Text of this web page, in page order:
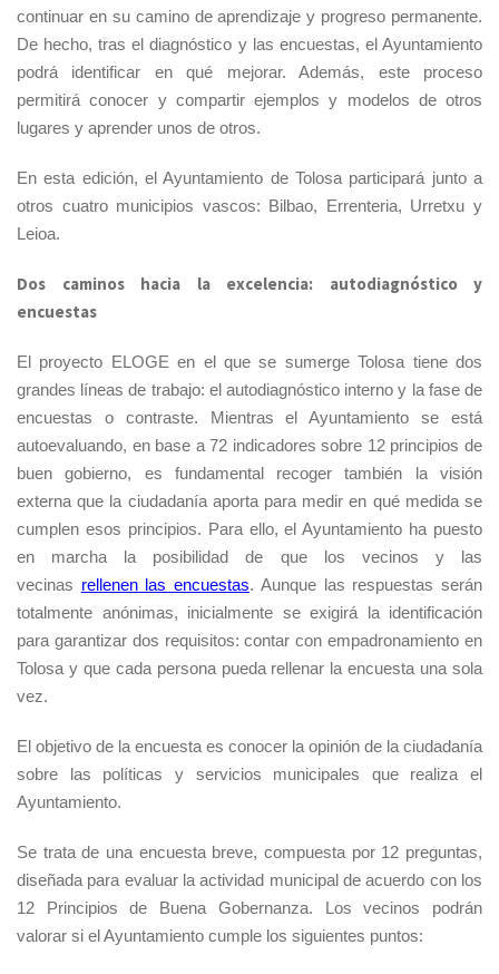
continuar en su camino de aprendizaje y progreso permanente.
De hecho, tras el diagnóstico y las encuestas, el Ayuntamiento
podrá identificar en qué mejorar. Además, este proceso
permitirá conocer y compartir ejemplos y modelos de otros
lugares y aprender unos de otros.
En esta edición, el Ayuntamiento de Tolosa participará junto a
otros cuatro municipios vascos: Bilbao, Errenteria, Urretxu y
Leioa.
Dos caminos hacia la excelencia: autodiagnóstico y
encuestas
El proyecto ELOGE en el que se sumerge Tolosa tiene dos
grandes líneas de trabajo: el autodiagnóstico interno y la fase de
encuestas o contraste. Mientras el Ayuntamiento se está
autoevaluando, en base a 72 indicadores sobre 12 principios de
buen gobierno, es fundamental recoger también la visión
externa que la ciudadanía aporta para medir en qué medida se
cumplen esos principios. Para ello, el Ayuntamiento ha puesto
en marcha la posibilidad de que los vecinos y las
vecinas rellenen las encuestas. Aunque las respuestas serán
totalmente anónimas, inicialmente se exigirá la identificación
para garantizar dos requisitos: contar con empadronamiento en
Tolosa y que cada persona pueda rellenar la encuesta una sola
vez.
El objetivo de la encuesta es conocer la opinión de la ciudadanía
sobre las políticas y servicios municipales que realiza el
Ayuntamiento.
Se trata de una encuesta breve, compuesta por 12 preguntas,
diseñada para evaluar la actividad municipal de acuerdo con los
12 Principios de Buena Gobernanza. Los vecinos podrán
valorar si el Ayuntamiento cumple los siguientes puntos: